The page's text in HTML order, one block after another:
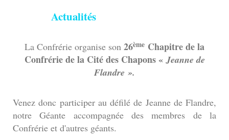
Actualités
La Confrérie organise son 26ème Chapitre de la
Confrérie de la Cité des Chapons «Jeanne de
Flandre ».
Venez donc participer au défilé de Jeanne de Flandre,
notre Géante accompagnée des membres de la
Confrérie et d'autres géants.